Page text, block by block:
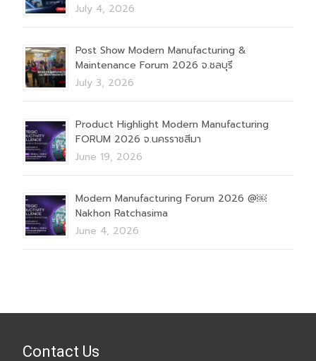
July 4, 2026
Post Show Modern Manufacturing &
Maintenance Forum 2026 จ.ชลบุรี
July 3, 2026
Product Highlight Modern Manufacturing
FORUM 2026 จ.นครราชสีมา
June 19, 2026
Modern Manufacturing Forum 2026 @￼
Nakhon Ratchasima
June 4, 2026
Contact Us